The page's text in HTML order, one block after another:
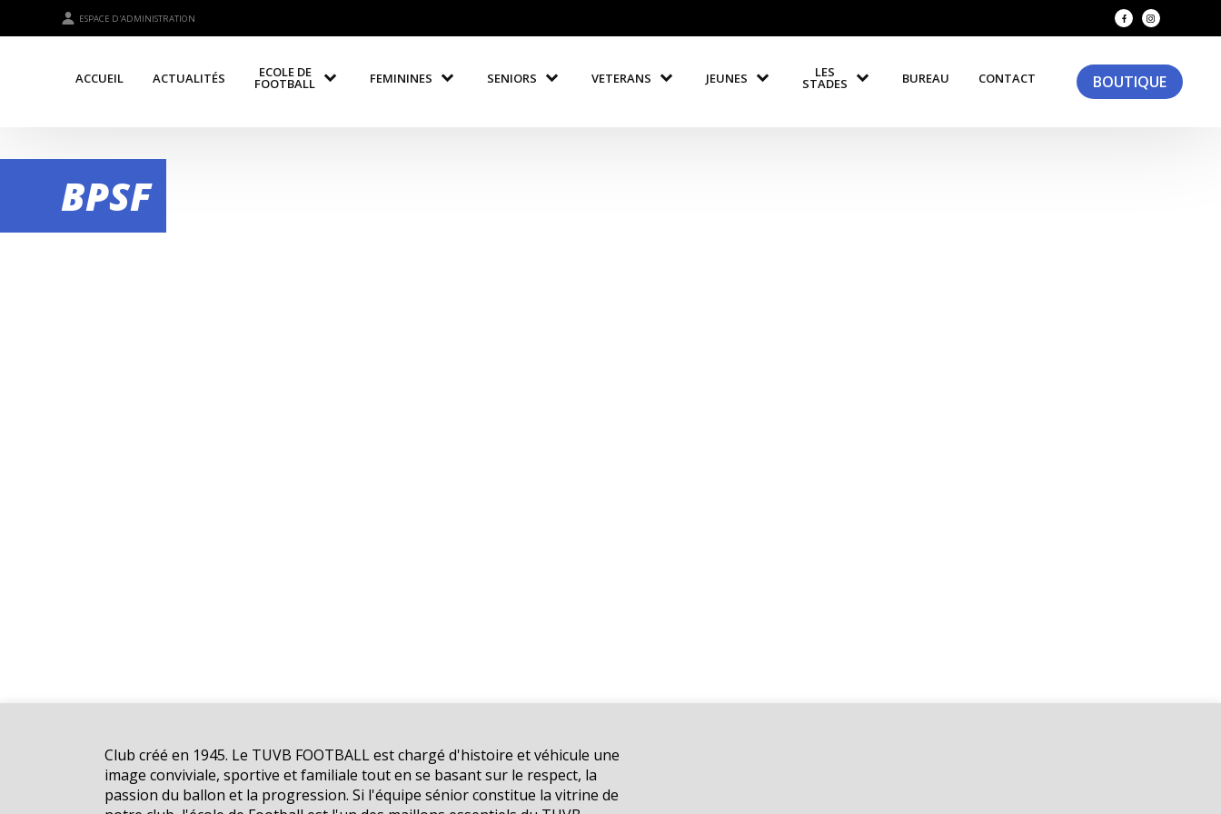
ESPACE D'ADMINISTRATION
ACCUEIL ACTUALITÉS ECOLE DE
FOOTBALL FEMININES SENIORS VETERANS JEUNES LES
STADES BUREAU CONTACT BOUTIQUE
BPSF
Club créé en 1945. Le TUVB FOOTBALL est chargé d'histoire et véhicule une
image conviviale, sportive et familiale tout en se basant sur le respect, la
passion du ballon et la progression. Si l'équipe sénior constitue la vitrine de